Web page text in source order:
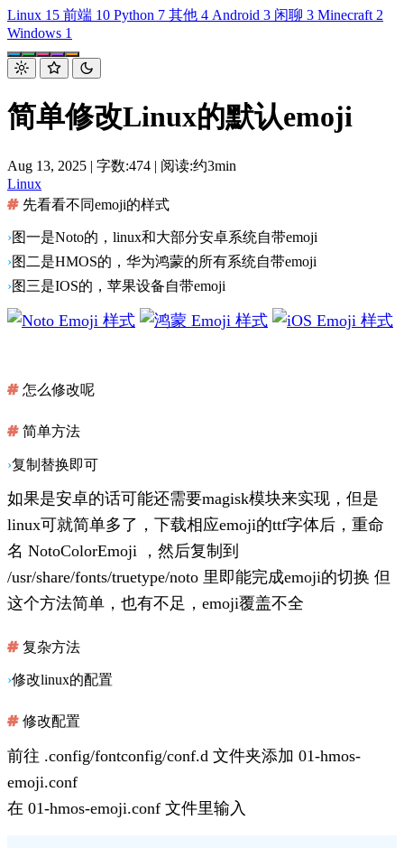
Linux 15 前端 10 Python 7 其他 4 Android 3 闲聊 3 Minecraft 2
Windows 1
简单修改Linux的默认emoji
Aug 13, 2025 | 字数:474 | 阅读:约3min
Linux
先看看不同emoji的样式
图一是Noto的，linux和大部分安卓系统自带emoji
图二是HMOS的，华为鸿蒙的所有系统自带emoji
图三是IOS的，苹果设备自带emoji
怎么修改呢
简单方法
复制替换即可
如果是安卓的话可能还需要magisk模块来实现，但是
linux可就简单多了，下载相应emoji的ttf字体后，重命
名 NotoColorEmoji ，然后复制到
/usr/share/fonts/truetype/noto 里即能完成emoji的切换 但
这个方法简单，也有不足，emoji覆盖不全
复杂方法
修改linux的配置
修改配置
前往 .config/fontconfig/conf.d 文件夹添加 01-hmos-
emoji.conf
在 01-hmos-emoji.conf 文件里输入